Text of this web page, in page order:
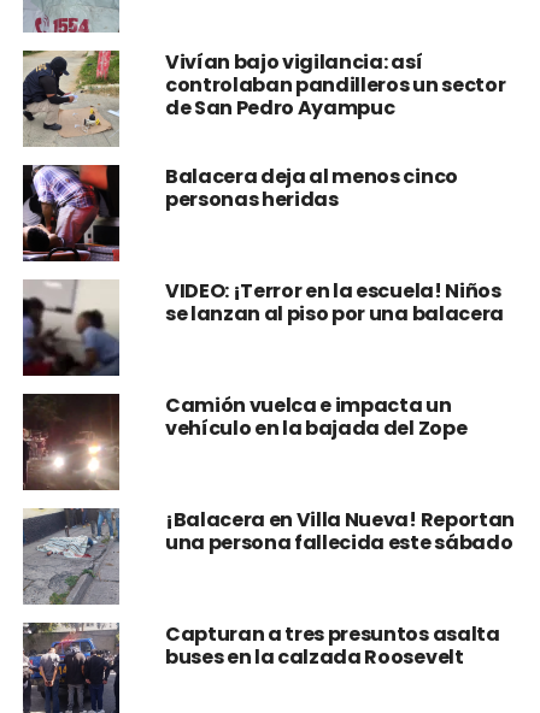
Vivían bajo vigilancia: así
controlaban pandilleros un sector
de San Pedro Ayampuc
Balacera deja al menos cinco
personas heridas
VIDEO: ¡Terror en la escuela! Niños
se lanzan al piso por una balacera
Camión vuelca e impacta un
vehículo en la bajada del Zope
¡Balacera en Villa Nueva! Reportan
una persona fallecida este sábado
Capturan a tres presuntos asalta
buses en la calzada Roosevelt